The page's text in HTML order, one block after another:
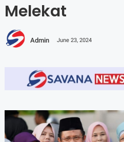
Melekat
Admin June 23, 2024